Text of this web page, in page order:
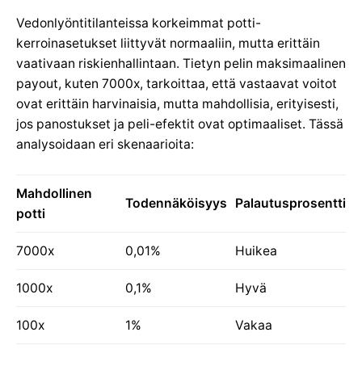
Vedonlyöntitilanteissa korkeimmat potti-
kerroinasetukset liittyvät normaaliin, mutta erittäin
vaativaan riskienhallintaan. Tietyn pelin maksimaalinen
payout, kuten 7000x, tarkoittaa, että vastaavat voitot
ovat erittäin harvinaisia, mutta mahdollisia, erityisesti,
jos panostukset ja peli-efektit ovat optimaaliset. Tässä
analysoidaan eri skenaarioita:
Mahdollinen
potti
Todennäköisyys Palautusprosentti
7000x 0,01% Huikea
1000x 0,1% Hyvä
100x 1% Vakaa